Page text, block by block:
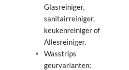
Glasreiniger,
sanitairreiniger,
keukenreiniger of
Allesreiniger.
Wasstrips
geurvarianten: